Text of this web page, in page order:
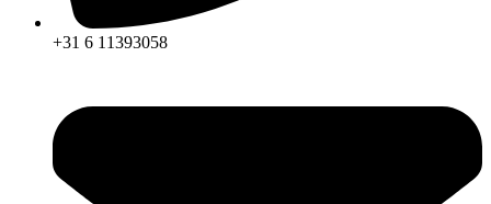
+31 6 11393058